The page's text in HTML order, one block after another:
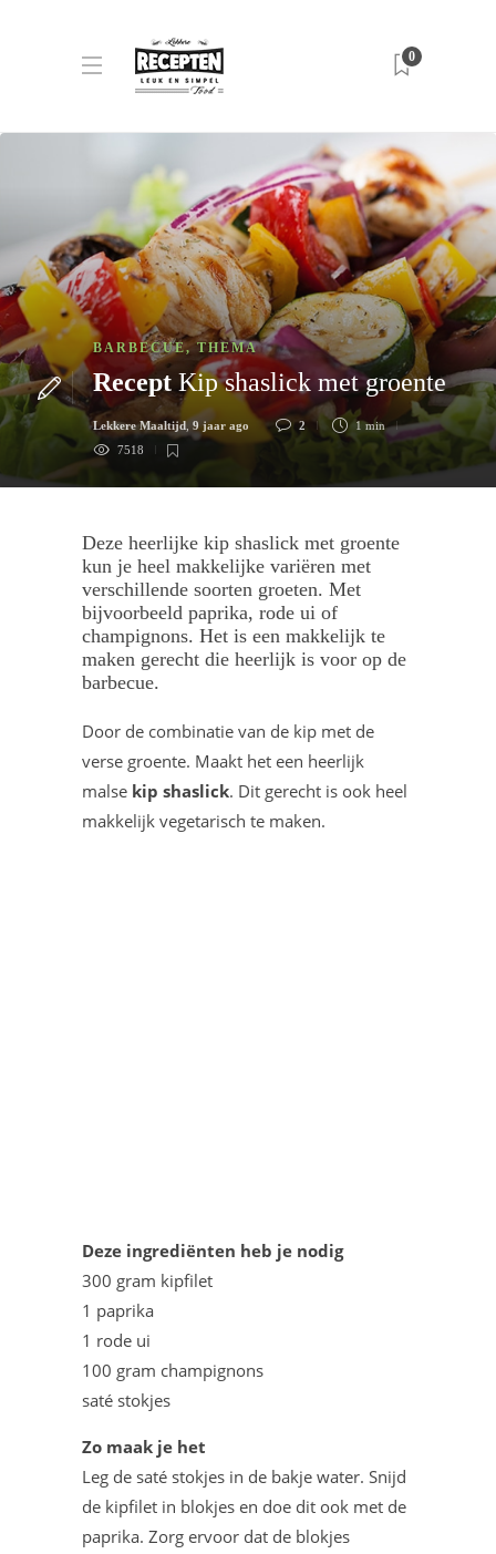
0
BARBECUE,THEMA
ReceptKip shaslick met groente
Lekkere Maaltijd, 9 jaar ago 2
1 min
7518
Deze heerlijke kip shaslick met groente
kun je heel makkelijke variëren met
verschillende soorten groeten. Met
bijvoorbeeld paprika, rode ui of
champignons. Het is een makkelijk te
maken gerecht die heerlijk is voor op de
barbecue.
Door de combinatie van de kip met de
verse groente. Maakt het een heerlijk
malse kip shaslick. Dit gerecht is ook heel
makkelijk vegetarisch te maken.
Deze ingrediënten heb je nodig
300 gram kipfilet
1 paprika
1 rode ui
100 gram champignons
saté stokjes
Zo maak je het
Leg de saté stokjes in de bakje water. Snijd
de kipfilet in blokjes en doe dit ook met de
paprika. Zorg ervoor dat de blokjes